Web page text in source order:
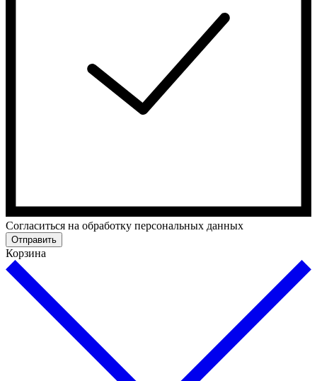
Cогласиться на обработку персональных данных
Отправить
Корзина